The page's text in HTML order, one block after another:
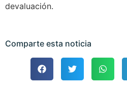
devaluación.
Comparte esta noticia